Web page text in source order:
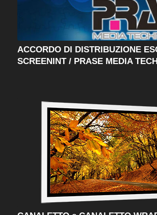
ACCORDO DI DISTRIBUZIONE
SCREENINT / PRASE MEDIA